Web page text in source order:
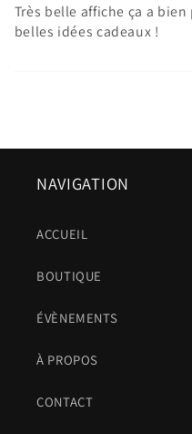
Très belle affiche ça a
belles idées cadeaux !
NAVIGATION
ACCUEIL
BOUTIQUE
ÉVÈNEMENTS
À PROPOS
CONTACT